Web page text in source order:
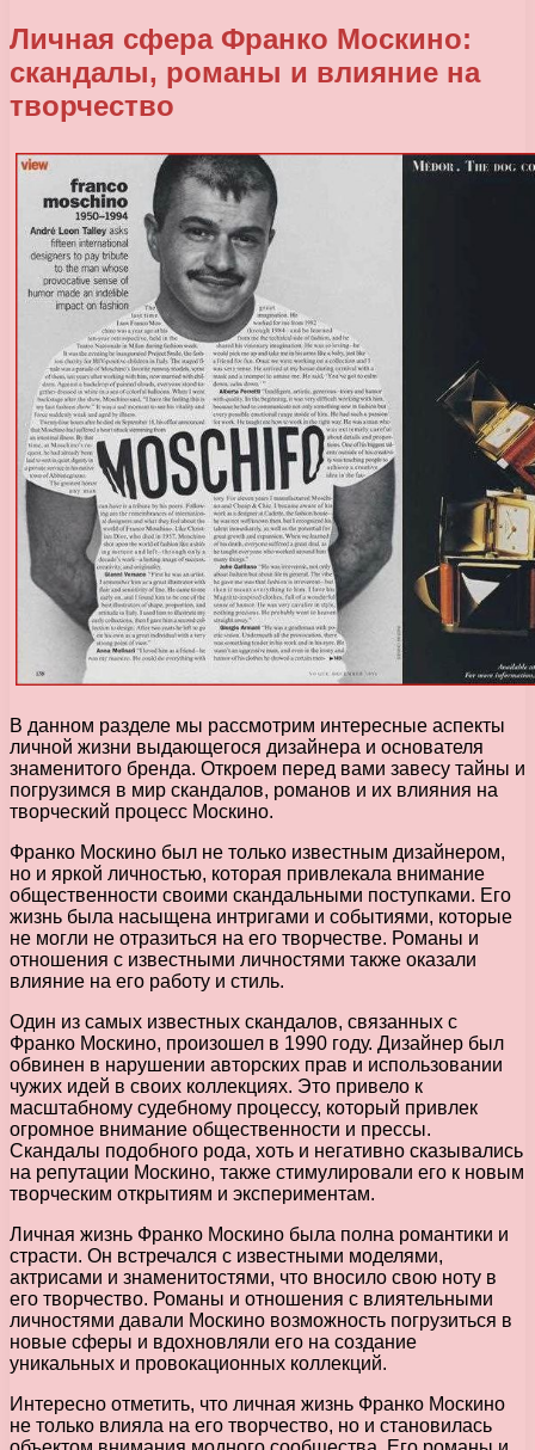
Личная сфера Франко Москино:
скандалы, романы и влияние на
творчество
В данном разделе мы рассмотрим интересные аспекты
личной жизни выдающегося дизайнера и основателя
знаменитого бренда. Откроем перед вами завесу тайны и
погрузимся в мир скандалов, романов и их влияния на
творческий процесс Москино.
Франко Москино был не только известным дизайнером,
но и яркой личностью, которая привлекала внимание
общественности своими скандальными поступками. Его
жизнь была насыщена интригами и событиями, которые
не могли не отразиться на его творчестве. Романы и
отношения с известными личностями также оказали
влияние на его работу и стиль.
Один из самых известных скандалов, связанных с
Франко Москино, произошел в 1990 году. Дизайнер был
обвинен в нарушении авторских прав и использовании
чужих идей в своих коллекциях. Это привело к
масштабному судебному процессу, который привлек
огромное внимание общественности и прессы.
Скандалы подобного рода, хоть и негативно сказывались
на репутации Москино, также стимулировали его к новым
творческим открытиям и экспериментам.
Личная жизнь Франко Москино была полна романтики и
страсти. Он встречался с известными моделями,
актрисами и знаменитостями, что вносило свою ноту в
его творчество. Романы и отношения с влиятельными
личностями давали Москино возможность погрузиться в
новые сферы и вдохновляли его на создание
уникальных и провокационных коллекций.
Интересно отметить, что личная жизнь Франко Москино
не только влияла на его творчество, но и становилась